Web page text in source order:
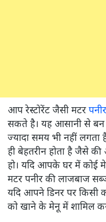
आप रेस्टोरेंट जैसी मटर
सकते है। यह आसानी से
ज्यादा समय भी नहीं लगता
ही बेहतरीन होता है जैसे
हो। यदि आपके घर में कोई
मटर पनीर की लाजबाज
यदि आपने डिनर पर किसी
को खाने के मेनू में शामिल